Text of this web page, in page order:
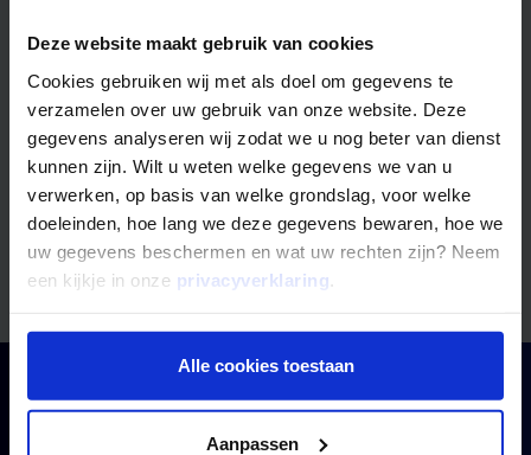
Deze website maakt gebruik van cookies
Cookies gebruiken wij met als doel om gegevens te
verzamelen over uw gebruik van onze website. Deze
gegevens analyseren wij zodat we u nog beter van dienst
kunnen zijn. Wilt u weten welke gegevens we van u
verwerken, op basis van welke grondslag, voor welke
doeleinden, hoe lang we deze gegevens bewaren, hoe we
uw gegevens beschermen en wat uw rechten zijn? Neem
een kijkje in onze privacyverklaring
Alle cookies toestaan
Aanpassen
Ik heb de privacyverklaring van Mogelijk
gelezen en ga ermee akkoord.
Verzenden